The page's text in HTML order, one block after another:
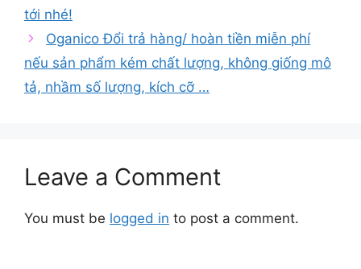
tới nhé!
Oganico Đổi trả hàng/ hoàn tiền miễn phí
nếu sản phẩm kém chất lượng, không giống mô
tả, nhầm số lượng, kích cỡ …
Leave a Comment
You must be logged in to post a comment.